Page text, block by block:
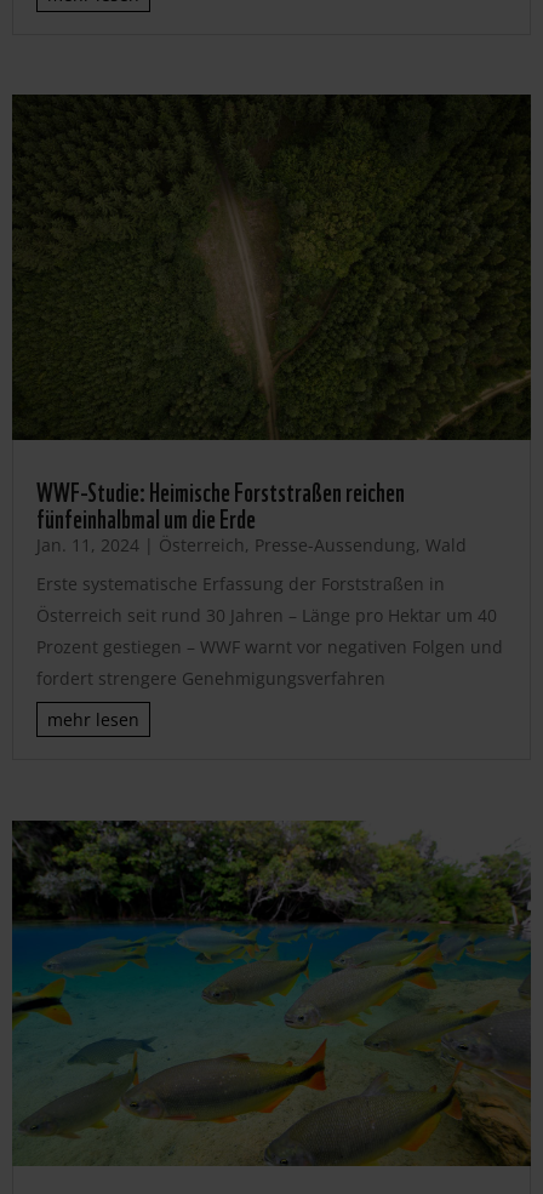
WWF-Studie: Heimische Forststraßen reichen
fünfeinhalbmal um die Erde
Jan. 11, 2024 | Österreich, Presse-Aussendung, Wald
Erste systematische Erfassung der Forststraßen in
Österreich seit rund 30 Jahren – Länge pro Hektar um 40
Prozent gestiegen – WWF warnt vor negativen Folgen und
fordert strengere Genehmigungsverfahren
mehr lesen